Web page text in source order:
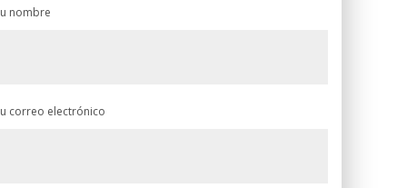
nombre
correo electrónico